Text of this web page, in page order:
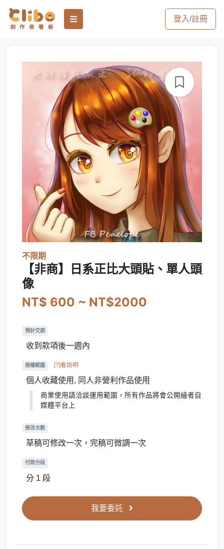
登入/註冊
不限期
【非商】日系正比大頭貼、單人頭
像
NT$ 600 ~ NT$2000
預計交期
收到款項後一週內
授權範圍 [?]看說明
個人收藏使用, 同人非營利作品使用
商業使用請洽談運用範圍，所有作品將會公開繪者自
媒體平台上
修改次數
草稿可修改一次，完稿可微調一次
付款分段
分 1 段
我要委託